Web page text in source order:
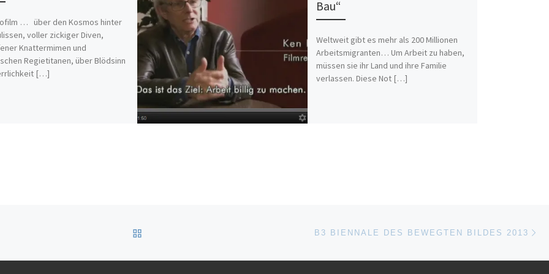
… über den Kosmos hinter
voller zickiger Diven,
Knattermimen und
Regietitanen, über Blödsinn
[…]
Bau“
Weltweit gibt es mehr als 200 Millionen
Arbeitsmigranten… Um Arbeit zu haben,
müssen sie ihr Land und ihre Familie
verlassen. Diese Not […]
B3 BIENNALE DES BEWEGTEN BILDES 2013